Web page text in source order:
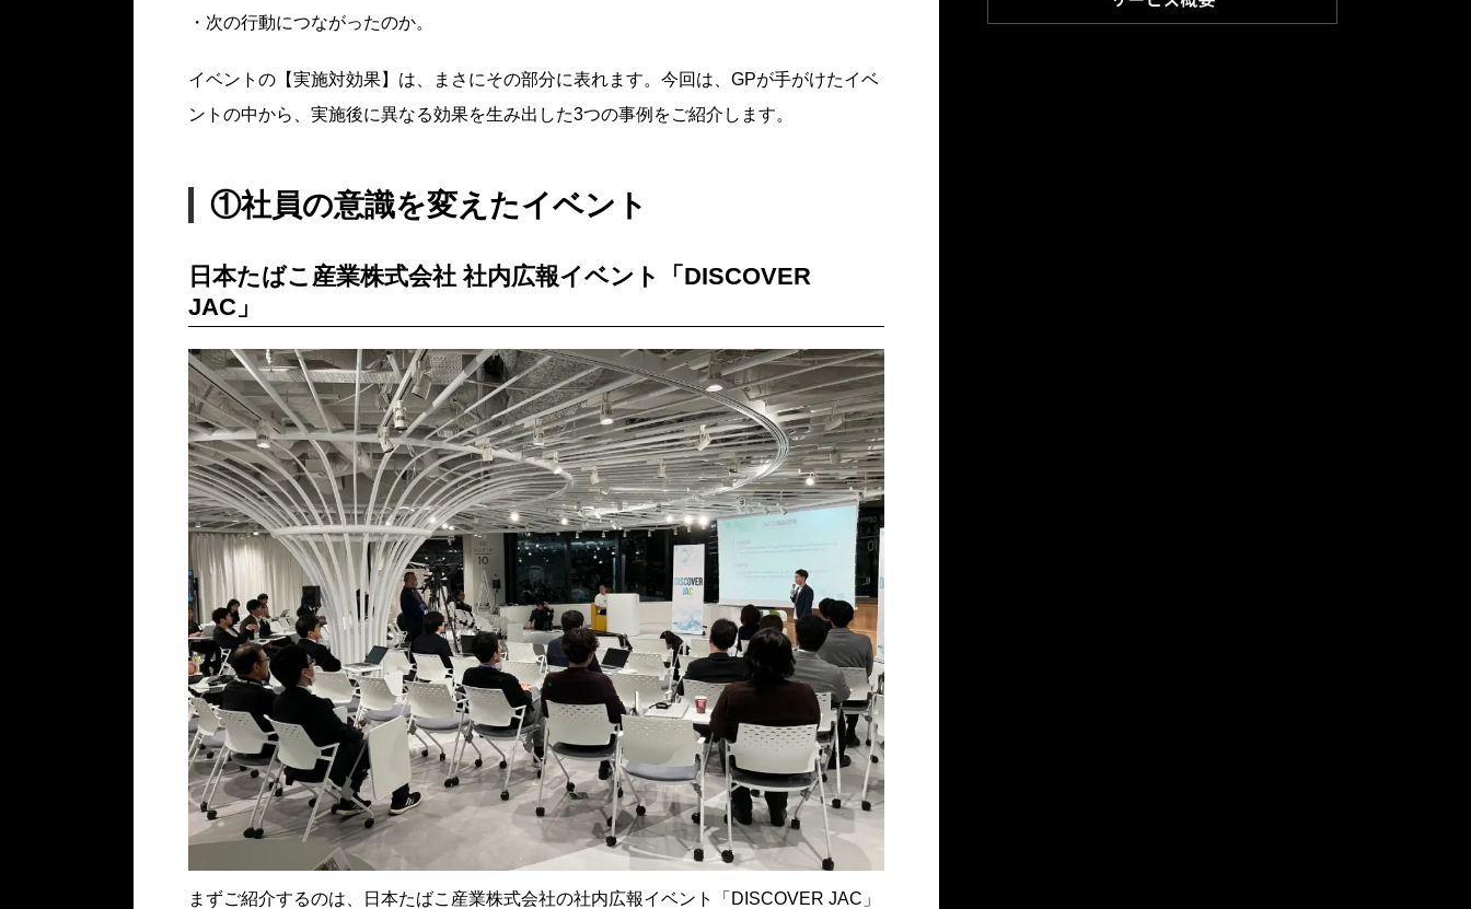
・次の行動につながったのか。
イベントの【実施対効果】は、まさにその部分に表れます。今回は、GPが手がけたイベ
ントの中から、実施後に異なる効果を生み出した3つの事例をご紹介します。
①社員の意識を変えたイベント
日本たばこ産業株式会社 社内広報イベント「DISCOVER
JAC」
まずご紹介するのは、日本たばこ産業株式会社の社内広報イベント「DISCOVER JAC」